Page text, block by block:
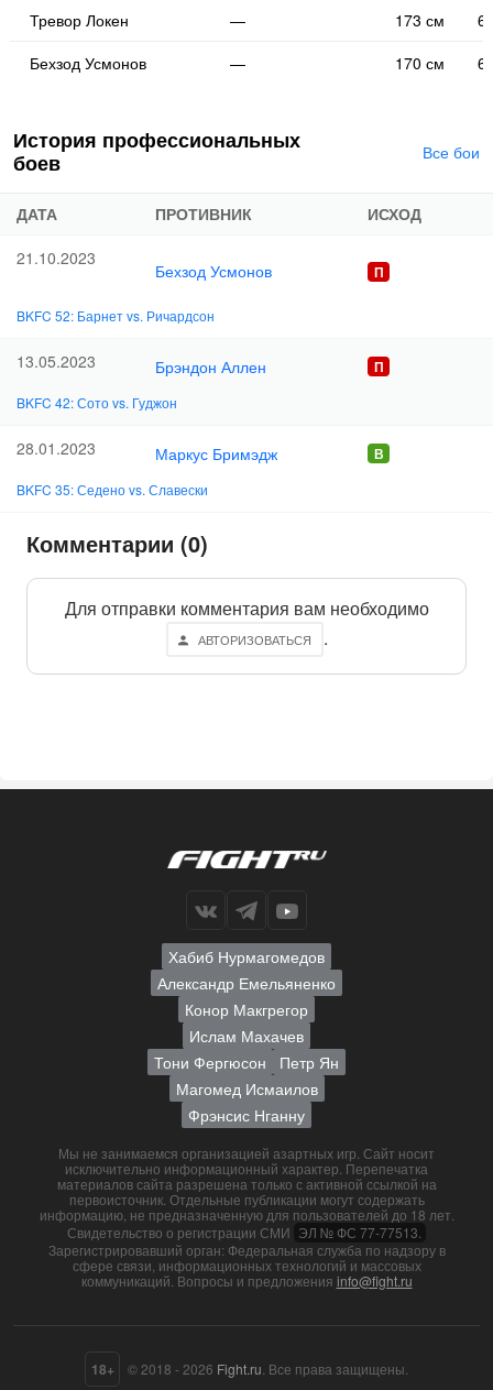
Тревор Локен
— 173 см
Бехзод Усмонов
— 170 см
История профессиональных
боев
Все бои
ДАТА ПРОТИВНИК
ИСХОД
21.10.2023
Бехзод Усмонов
BKFC 52: Барнет vs. Ричардсон
13.05.2023 Брэндон Аллен
BKFC 42: Сото vs. Гуджон
28.01.2023 Маркус Бримэдж
BKFC 35: Седено vs. Славески
Комментарии (0)
Для отправки комментария вам необходимо
АВТОРИЗОВАТЬСЯ .
Хабиб Нурмагомедов
Александр Емельяненко
Конор Макгрегор
Ислам Махачев
Тони Фергюсон
Петр Ян
Магомед Исмаилов
Фрэнсис Нганну
Мы не занимаемся организацией азартных игр. Сайт носит
исключительно информационный характер. Перепечатка
материалов сайта разрешена только с активной ссылкой на
первоисточник. Отдельные публикации могут содержать
информацию, не предназначенную для пользователей до 18 лет.
Свидетельство о регистрации СМИ ЭЛ № ФС 77-77513.
Зарегистрировавший орган: Федеральная служба по надзору в
сфере связи, информационных технологий и массовых
коммуникаций. Вопросы и предложения info@fight.ru
18+ © 2018 - 2026 Fight.ru . Все права защищены.